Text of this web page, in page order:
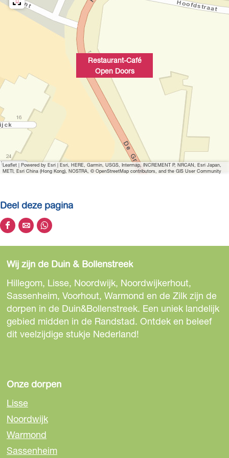
e
t
v
e
g
o
e
l
d
n
g
L
u
n
Restaurant-Café
Open Doors
Leaflet | Powered by Esri | Esri, HERE, Garmin, USGS, Intermap, INCREMENT P, NRCAN, Esri Japan,
METI, Esri China (Hong Kong), NOSTRA, © OpenStreetMap contributors, and the GIS User Community
Deel deze pagina
D
e
l
d
e
z
e
p
n
a
o
p
F
a
D
e
l
d
e
z
e
p
n
o
p
e
-
D
e
l
d
e
z
e
p
n
p
W
h
Wij zijn de Duin & Bollenstreek
Hillegom, Lisse, Noordwijk, Noordwijkerhout,
Sassenheim, Voorhout, Warmond en de Zilk zijn de
dorpen in de Duin&Bollenstreek. Een uniek landelijk
gebied midden in de Randstad. Ontdek en beleef
dit veelzijdige stukje Nederland!
Onze dorpen
Lisse
Noordwijk
Warmond
Sassenheim